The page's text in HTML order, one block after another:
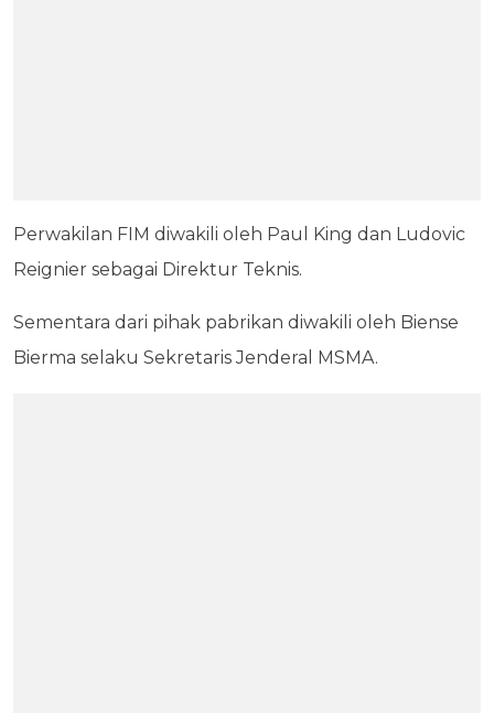
Perwakilan FIM diwakili oleh Paul King dan Ludovic
Reignier sebagai Direktur Teknis.
Sementara dari pihak pabrikan diwakili oleh Biense
Bierma selaku Sekretaris Jenderal MSMA.